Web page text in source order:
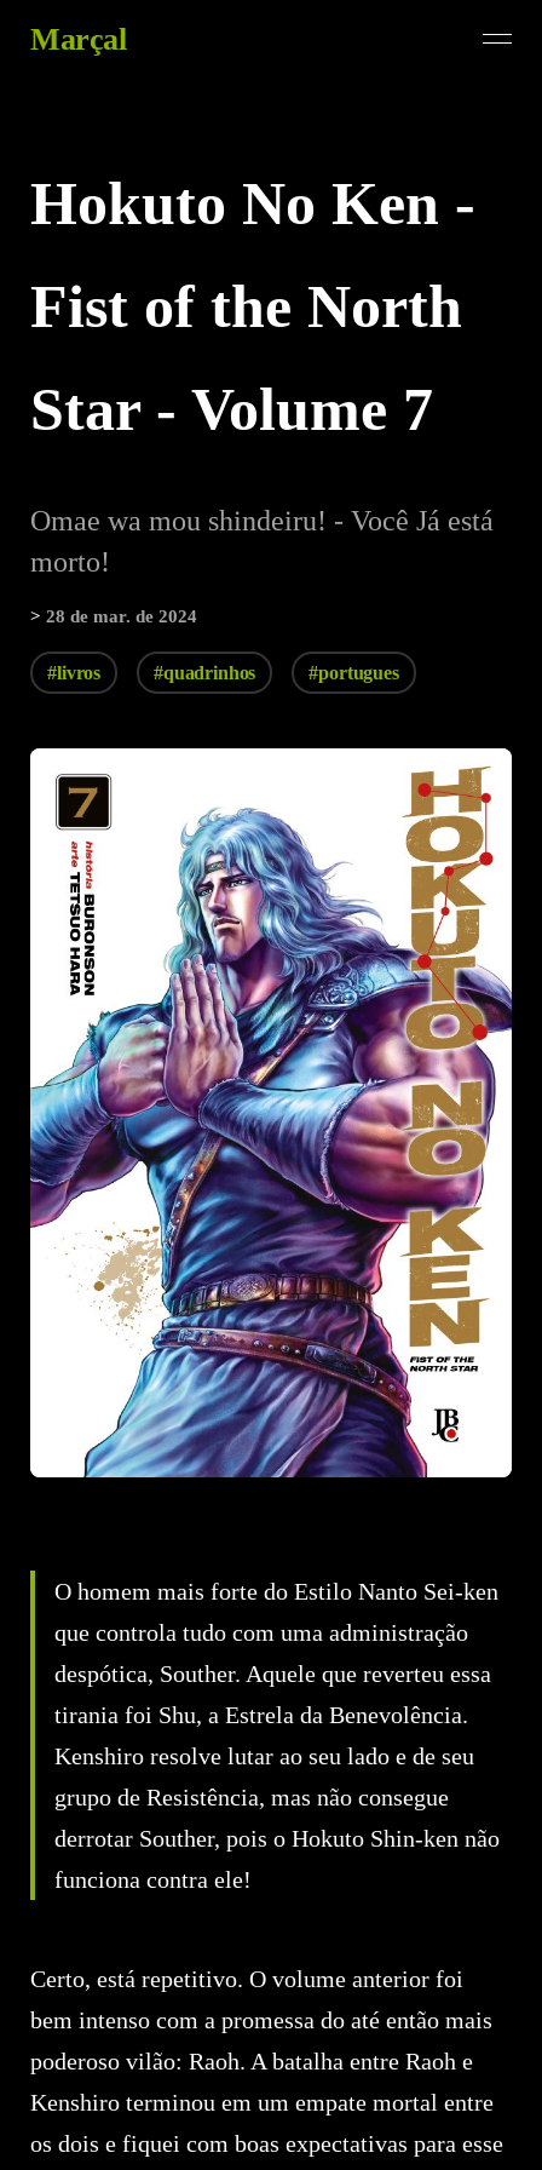
Marçal
Hokuto No Ken -
Fist of the North
Star - Volume 7
Omae wa mou shindeiru! - Você Já está
morto!
>28 de mar. de 2024
#livros #quadrinhos #portugues
O homem mais forte do Estilo Nanto Sei-ken
que controla tudo com uma administração
despótica, Souther. Aquele que reverteu essa
tirania foi Shu, a Estrela da Benevolência.
Kenshiro resolve lutar ao seu lado e de seu
grupo de Resistência, mas não consegue
derrotar Souther, pois o Hokuto Shin-ken não
funciona contra ele!
Certo, está repetitivo. O volume anterior foi
bem intenso com a promessa do até então mais
poderoso vilão: Raoh. A batalha entre Raoh e
Kenshiro terminou em um empate mortal entre
os dois e fiquei com boas expectativas para esse